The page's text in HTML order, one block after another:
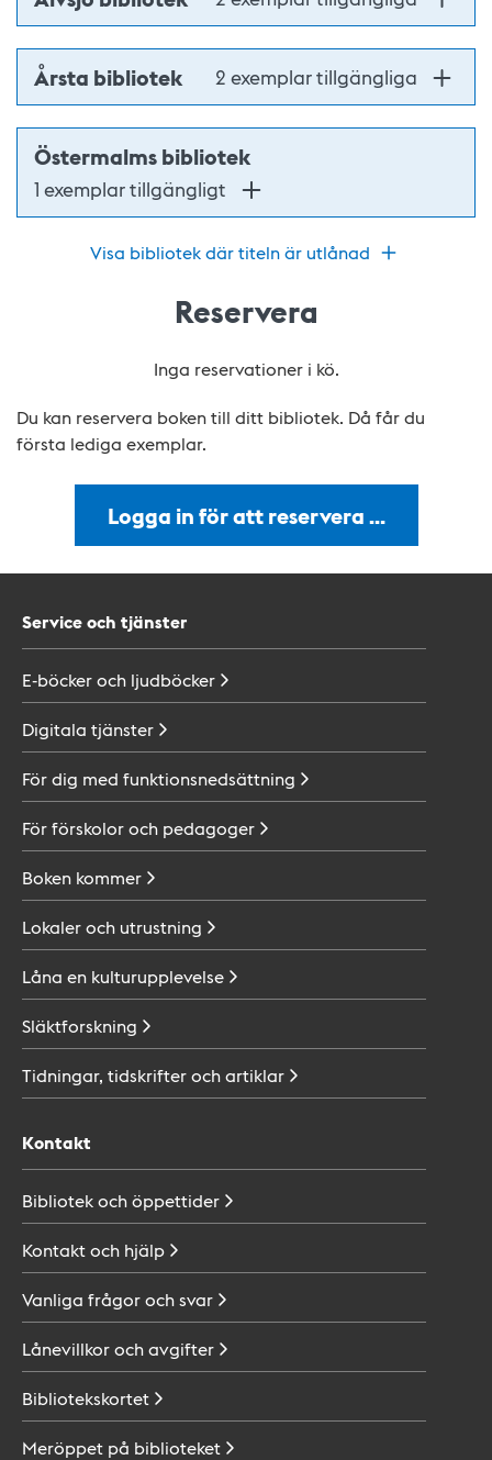
Årsta bibliotek 2 exemplar tillgängliga
Östermalms bibliotek
1 exemplar tillgängligt
Visa bibliotek där titeln är utlånad
Reservera
Inga reservationer i kö.
Du kan reservera boken till ditt bibliotek. Då får du
första lediga exemplar.
Logga in för att reservera …
Service och tjänster
E-böcker och ljudböcker
Digitala tjänster
För dig med funktionsnedsättning
För förskolor och pedagoger
Boken kommer
Lokaler och utrustning
Låna en kulturupplevelse
Släktforskning
Tidningar, tidskrifter ochartiklar
Kontakt
Bibliotek ochöppettider
Kontakt och hjälp
Vanliga frågor ochsvar
Lånevillkor ochavgifter
Bibliotekskortet
Meröppet på biblioteket